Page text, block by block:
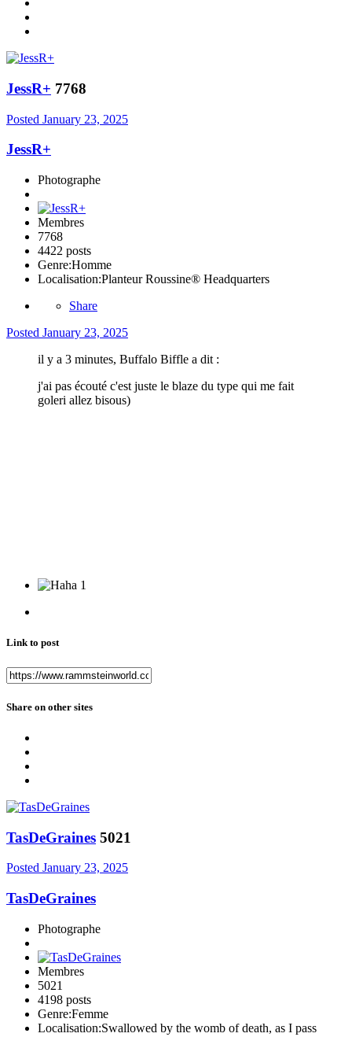
JessR+ 7768
Posted January 23, 2025
JessR+
Photographe
Membres
7768
4422 posts
Genre:Homme
Localisation:Planteur Roussine® Headquarters
Share
Posted January 23, 2025
il y a 3 minutes, Buffalo Biffle a dit :
j'ai pas écouté c'est juste le blaze du type qui me fait
goleri allez bisous)
1
Link to post
Share on other sites
TasDeGraines 5021
Posted January 23, 2025
TasDeGraines
Photographe
Membres
5021
4198 posts
Genre:Femme
Localisation:Swallowed by the womb of death, as I pass